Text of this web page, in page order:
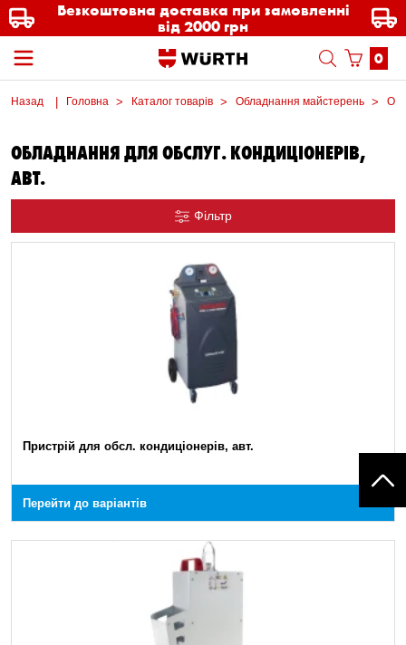
Безкоштовна доставка при замовленні
від 2000 грн
0
Назад Головна Каталог товарів Обладнання майстерень
ОБЛАДНАННЯ ДЛЯ ОБСЛУГ. КОНДИЦІОНЕРІВ,
АВТ.
Фільтр
Пристрій для обсл. кондиціонерів, авт.
Перейти до варіантів